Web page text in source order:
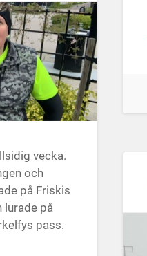
vecka.
och
på Friskis
lurade på
pass.